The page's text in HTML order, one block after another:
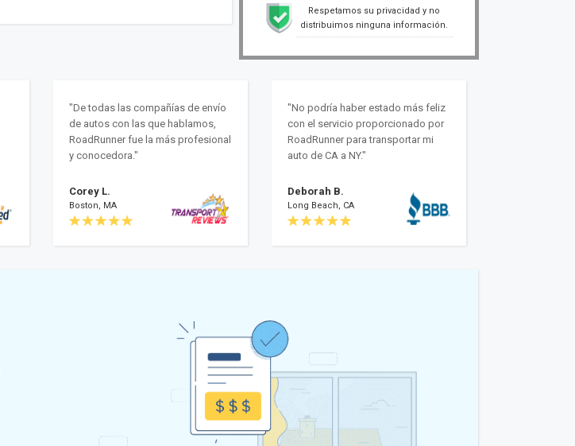
Respetamos su privacidad y no
distribuimos ninguna información.
"De todas las compañías de envío
de autos con las que hablamos,
RoadRunner fue la más profesional
y conocedora."
Corey L.
Boston, MA
"No podría haber estado más feliz
con el servicio proporcionado por
RoadRunner para transportar mi
auto de CA a NY."
Deborah B.
Long Beach, CA